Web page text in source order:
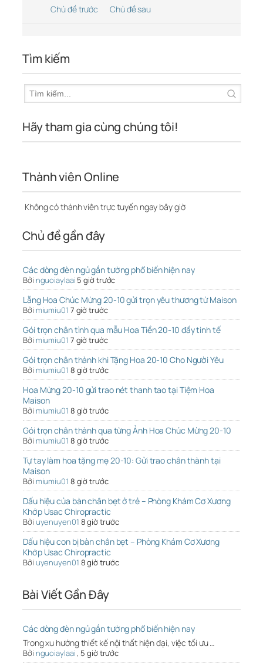
Chủ đề trước Chủ đề sau
Tìm kiếm
Hãy tham gia cùng chúng tôi!
Thành viên Online
Không có thành viên trực tuyến ngay bây giờ
Chủ đề gần đây
Các dòng đèn ngủ gắn tường phổ biến hiện nay
Bởi nguoiaylaai 5 giờ trước
Lẵng Hoa Chúc Mừng 20-10 gửi trọn yêu thương từ Maison
Bởi miumiu01 7 giờ trước
Gói trọn chân tình qua mẫu Hoa Tiền 20-10 đầy tinh tế
Bởi miumiu01 7 giờ trước
Gói trọn chân thành khi Tặng Hoa 20-10 Cho Người Yêu
Bởi miumiu01 8 giờ trước
Hoa Mừng 20-10 gửi trao nét thanh tao tại Tiệm Hoa
Maison
Bởi miumiu01 8 giờ trước
Gói trọn chân thành qua từng Ảnh Hoa Chúc Mừng 20-10
Bởi miumiu01 8 giờ trước
Tự tay làm hoa tặng mẹ 20-10: Gửi trao chân thành tại
Maison
Bởi miumiu01 8 giờ trước
Dấu hiệu của bàn chân bẹt ở trẻ – Phòng Khám Cơ Xương
Khớp Usac Chiropractic
Bởi uyenuyen01 8 giờ trước
Dấu hiệu con bị bàn chân bẹt – Phòng Khám Cơ Xương
Khớp Usac Chiropractic
Bởi uyenuyen01 8 giờ trước
Bài Viết Gần Đây
Các dòng đèn ngủ gắn tường phổ biến hiện nay
Trong xu hướng thiết kế nội thất hiện đại, việc tối ưu …
Bởi nguoiaylaai, 5 giờ trước